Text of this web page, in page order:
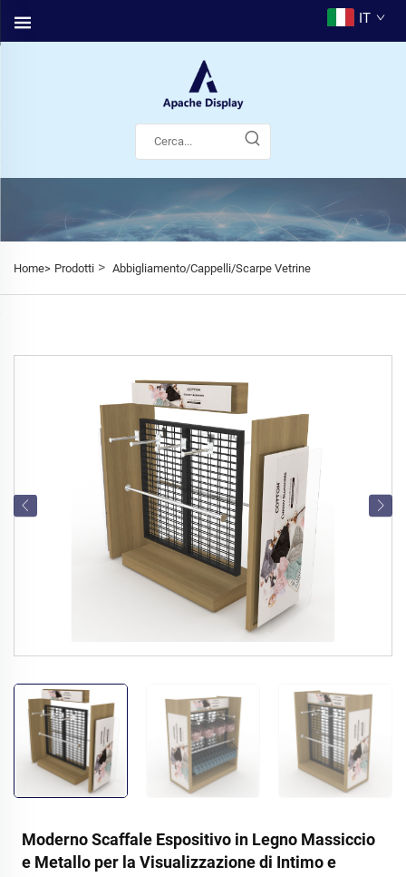
IT
Home> Prodotti > Abbigliamento/Cappelli/Scarpe Vetrine
Moderno Scaffale Espositivo in Legno Massiccio
e Metallo per la Visualizzazione di Intimo e